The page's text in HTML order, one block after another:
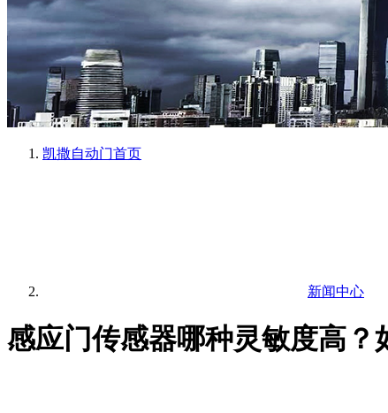
凯撒自动门首页
新闻中心
感应门传感器哪种灵敏度高？